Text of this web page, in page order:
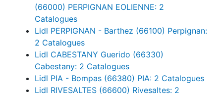
(66000) PERPIGNAN EOLIENNE: 2
Catalogues
Lidl PERPIGNAN - Barthez (66100) Perpignan:
2 Catalogues
Lidl CABESTANY Guerido (66330)
Cabestany: 2 Catalogues
Lidl PIA - Bompas (66380) PIA: 2 Catalogues
Lidl RIVESALTES (66600) Rivesaltes: 2